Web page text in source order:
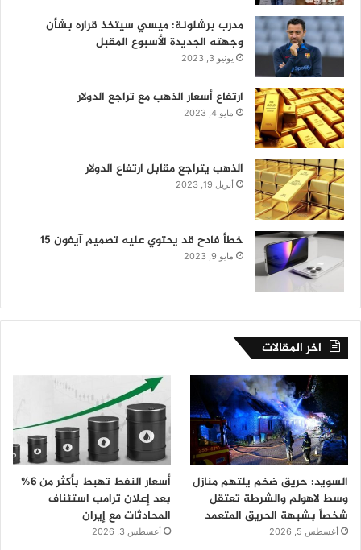
مدرب برشلونة: ميسي سيتخذ قراره بشأن
وجهته الجديدة الأسبوع المقبل
يونيو 3, 2023
ارتفاع أسعار الذهب مع تراجع الدولار
مايو 4, 2023
الذهب يتراجع مقابل ارتفاع الدولار
أبريل 19, 2023
خطأ فادح قد يحتوي عليه تصميم آيفون 15
مايو 9, 2023
اخر المقالات
السويد: حريق ضخم يلتهم منازل
وسط لاهولم والشرطة تعتقل
شخصاً بشبهة الحريق المتعمد
أغسطس 5, 2026
أسعار النفط تهبط بأكثر من 6%
بعد إعلان ترامب استئناف
المحادثات مع إيران
أغسطس 3, 2026